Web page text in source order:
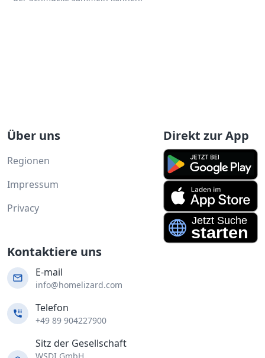
Über uns
Regionen
Impressum
Privacy
Direkt zur App
Kontaktiere uns
E-mail
info@homelizard.com
Telefon
+49 89 904227900
Sitz der Gesellschaft